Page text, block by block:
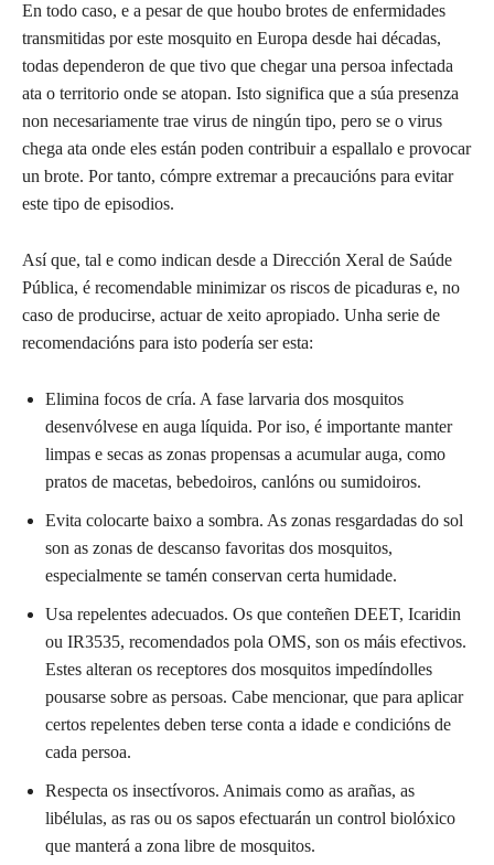
En todo caso, e a pesar de que houbo brotes de enfermidades
transmitidas por este mosquito en Europa desde hai décadas,
todas dependeron de que tivo que chegar una persoa infectada
ata o territorio onde se atopan. Isto significa que a súa presenza
non necesariamente trae virus de ningún tipo, pero se o virus
chega ata onde eles están poden contribuir a espallalo e provocar
un brote. Por tanto, cómpre extremar a precaucións para evitar
este tipo de episodios.
Así que, tal e como indican desde a Dirección Xeral de Saúde
Pública, é recomendable minimizar os riscos de picaduras e, no
caso de producirse, actuar de xeito apropiado. Unha serie de
recomendacións para isto podería ser esta:
Elimina focos de cría. A fase larvaria dos mosquitos
desenvólvese en auga líquida. Por iso, é importante manter
limpas e secas as zonas propensas a acumular auga, como
pratos de macetas, bebedoiros, canlóns ou sumidoiros.
Evita colocarte baixo a sombra. As zonas resgardadas do sol
son as zonas de descanso favoritas dos mosquitos,
especialmente se tamén conservan certa humidade.
Usa repelentes adecuados. Os que conteñen DEET, Icaridin
ou IR3535, recomendados pola OMS, son os máis efectivos.
Estes alteran os receptores dos mosquitos impedíndolles
pousarse sobre as persoas. Cabe mencionar, que para aplicar
certos repelentes deben terse conta a idade e condicións de
cada persoa.
Respecta os insectívoros. Animais como as arañas, as
libélulas, as ras ou os sapos efectuarán un control biolóxico
que manterá a zona libre de mosquitos.